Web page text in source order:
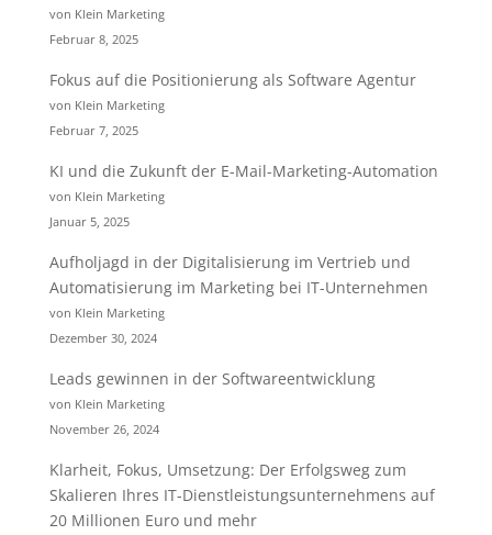
von Klein Marketing
Februar 8, 2025
Fokus auf die Positionierung als Software Agentur
von Klein Marketing
Februar 7, 2025
KI und die Zukunft der E-Mail-Marketing-Automation
von Klein Marketing
Januar 5, 2025
Aufholjagd in der Digitalisierung im Vertrieb und
Automatisierung im Marketing bei IT-Unternehmen
von Klein Marketing
Dezember 30, 2024
Leads gewinnen in der Softwareentwicklung
von Klein Marketing
November 26, 2024
Klarheit, Fokus, Umsetzung: Der Erfolgsweg zum
Skalieren Ihres IT-Dienstleistungsunternehmens auf
20 Millionen Euro und mehr